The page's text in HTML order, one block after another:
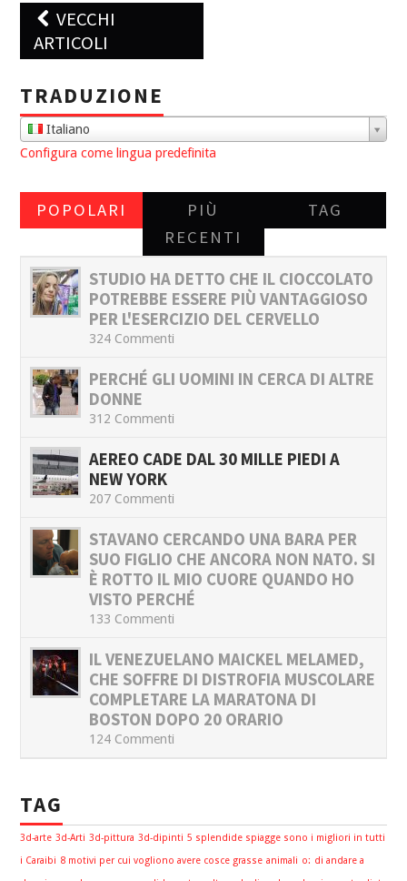
Post
navigazione
VECCHI
ARTICOLI
TRADUZIONE
Italiano
Configura come lingua predefinita
POPOLARI
PIÙ
RECENTI
TAG
STUDIO HA DETTO CHE IL CIOCCOLATO
POTREBBE ESSERE PIÙ VANTAGGIOSO
PER L'ESERCIZIO DEL CERVELLO
324 Commenti
PERCHÉ GLI UOMINI IN CERCA DI ALTRE
DONNE
312 Commenti
AEREO CADE DAL 30 MILLE PIEDI A
NEW YORK
207 Commenti
STAVANO CERCANDO UNA BARA PER
SUO FIGLIO CHE ANCORA NON NATO. SI
È ROTTO IL MIO CUORE QUANDO HO
VISTO PERCHÉ
133 Commenti
IL VENEZUELANO MAICKEL MELAMED,
CHE SOFFRE DI DISTROFIA MUSCOLARE
COMPLETARE LA MARATONA DI
BOSTON DOPO 20 ORARIO
124 Commenti
TAG
3d-arte 3d-Arti 3d-pittura 3d-dipinti 5 splendide spiagge sono i migliori in tutti
i Caraibi 8 motivi per cui vogliono avere cosce grasse animali o: di andare a